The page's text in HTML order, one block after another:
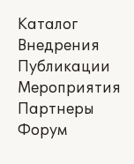
Каталог
Внедрения
Публикации
Мероприятия
Партнеры
Форум